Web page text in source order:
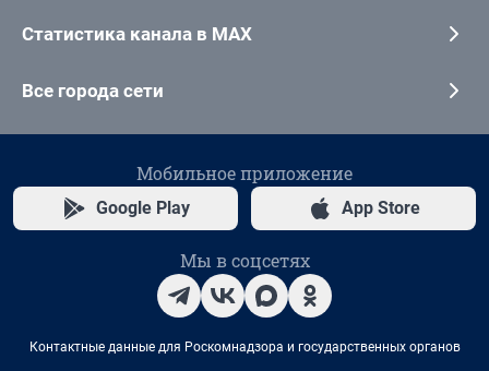
Статистика канала в MAX
Все города сети
Мобильное приложение
Google Play App Store
Мы в соцсетях
Контактные данные для Роскомнадзора и государственных органов